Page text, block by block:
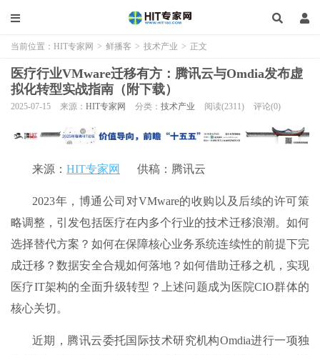
当前位置： HIT专家网 > 鲜播客 > 技术产业 > 正文
医疗行业VMware迁移有方：腾讯云与Omdia发布虚
拟化转型实战指南（附下载）
2025-07-15 来源： HIT专家网 分类： 技术产业 阅读(2311) 评论(0)
来源： HIT专家网 供稿：腾讯云
2023年，博通公司对VMware的收购以及后续的许可策
略调整，引发包括医疗在内多个行业的技术迁移浪潮。如何
选择替代方案？如何在保障核心业务系统连续性的前提下完
成迁移？数据安全合规如何落地？如何借助迁移之机，实现
医疗IT架构的全面升级转型？上述问题成为医院CIO群体的
核心关切。
近期，腾讯云委托国际技术研究机构Omdia进行一项独